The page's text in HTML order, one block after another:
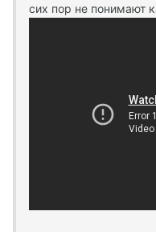
сих пор не понимают